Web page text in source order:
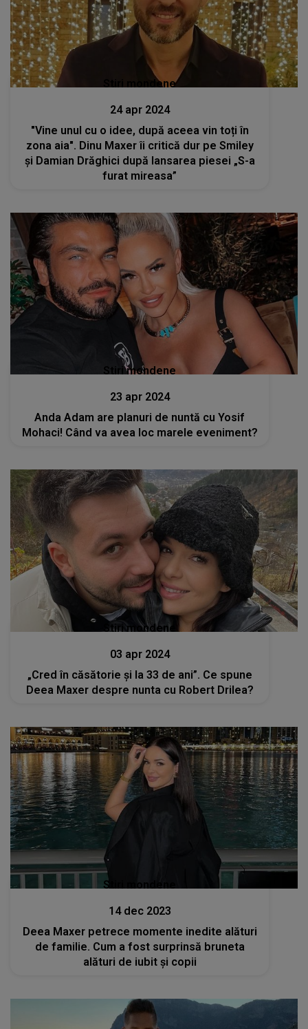
Stiri mondene
24 apr 2024
"Vine unul cu o idee, după aceea vin toți în
zona aia". Dinu Maxer îi critică dur pe Smiley
și Damian Drăghici după lansarea piesei „S-a
furat mireasa”
Stiri mondene
23 apr 2024
Anda Adam are planuri de nuntă cu Yosif
Mohaci! Când va avea loc marele eveniment?
Stiri mondene
03 apr 2024
„Cred în căsătorie și la 33 de ani”. Ce spune
Deea Maxer despre nunta cu Robert Drilea?
Stiri mondene
14 dec 2023
Deea Maxer petrece momente inedite alături
de familie. Cum a fost surprinsă bruneta
alături de iubit și copii